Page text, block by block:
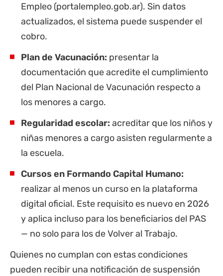
Empleo (portalempleo.gob.ar). Sin datos
actualizados, el sistema puede suspender el
cobro.
Plan de Vacunación: presentar la
documentación que acredite el cumplimiento
del Plan Nacional de Vacunación respecto a
los menores a cargo.
Regularidad escolar: acreditar que los niños y
niñas menores a cargo asisten regularmente a
la escuela.
Cursos en Formando Capital Humano:
realizar al menos un curso en la plataforma
digital oficial. Este requisito es nuevo en 2026
y aplica incluso para los beneficiarios del PAS
— no solo para los de Volver al Trabajo.
Quienes no cumplan con estas condiciones
pueden recibir una notificación de suspensión